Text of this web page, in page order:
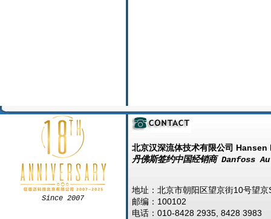
Since 2007
北京汉深流体技术有限公司
丹佛斯签约中国经销商
地址：北京市朝阳区望京街10号望
邮编：100102
电话：010-8428 2935, 8428 3983